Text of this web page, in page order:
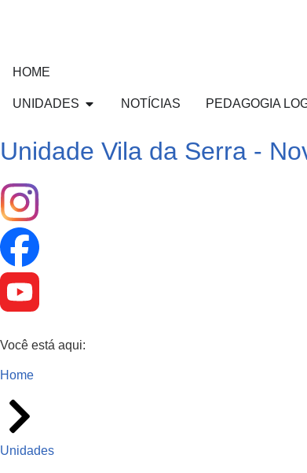
HOME
UNIDADES NOTÍCIAS PEDAGOGIA
Unidade Vila da Serra -
Você está aqui:
Home
Unidades